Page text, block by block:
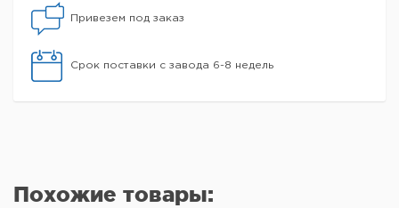
Привезем под заказ
Срок поставки с завода 6-8 недель
Похожие товары: